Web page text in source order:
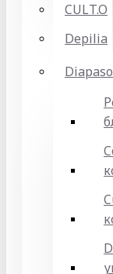
CULT.O
Depilia